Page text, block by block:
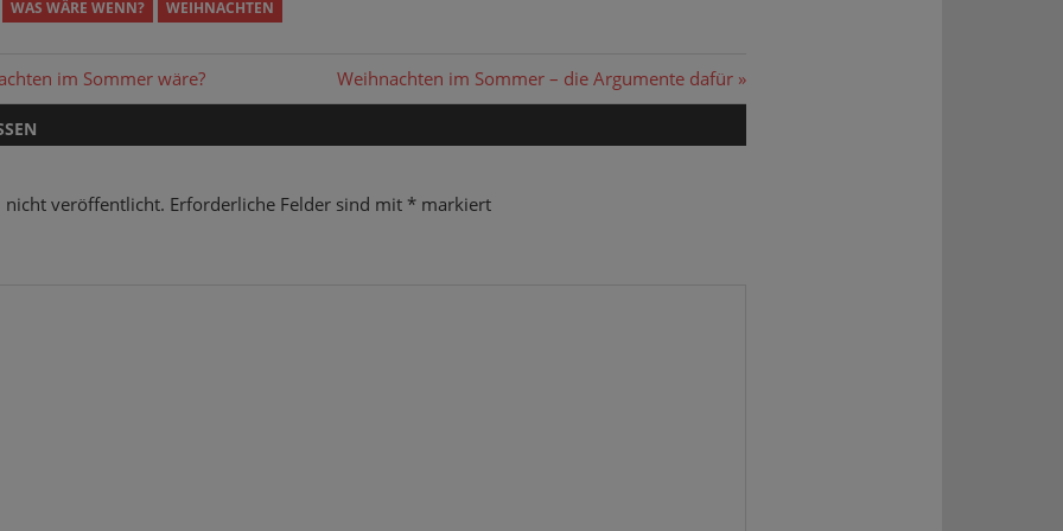
WAS WÄRE WENN? WEIHNACHTEN
im Sommer wäre?
Nächster
Beitrag:
Weihnachten im Sommer – die Argumente dafür
nicht veröffentlicht. Erforderliche Felder sind mit * markiert